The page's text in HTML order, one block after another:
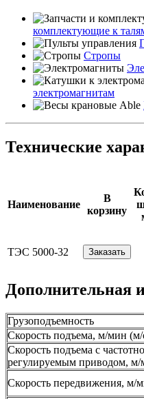
комплектующие к
Стропы
электромагнитам
Технические
Наименование
В
корзину
ТЭС 5000-32
Дополнительная
Грузоподъемность
Скорость подъема, м/мин (м/
Скорость подъема с
регулируемым приводом,
Скорость передвижения, м/